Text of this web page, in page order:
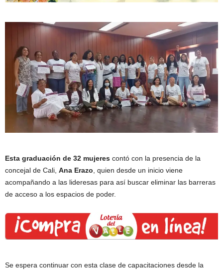
Esta graduación de 32 mujeres contó con la presencia de la
concejal de Cali, Ana Erazo , quien desde un inicio viene
acompañando a las lideresas para así buscar eliminar las barreras
de acceso a los espacios de poder.
Se espera continuar con esta clase de capacitaciones desde la